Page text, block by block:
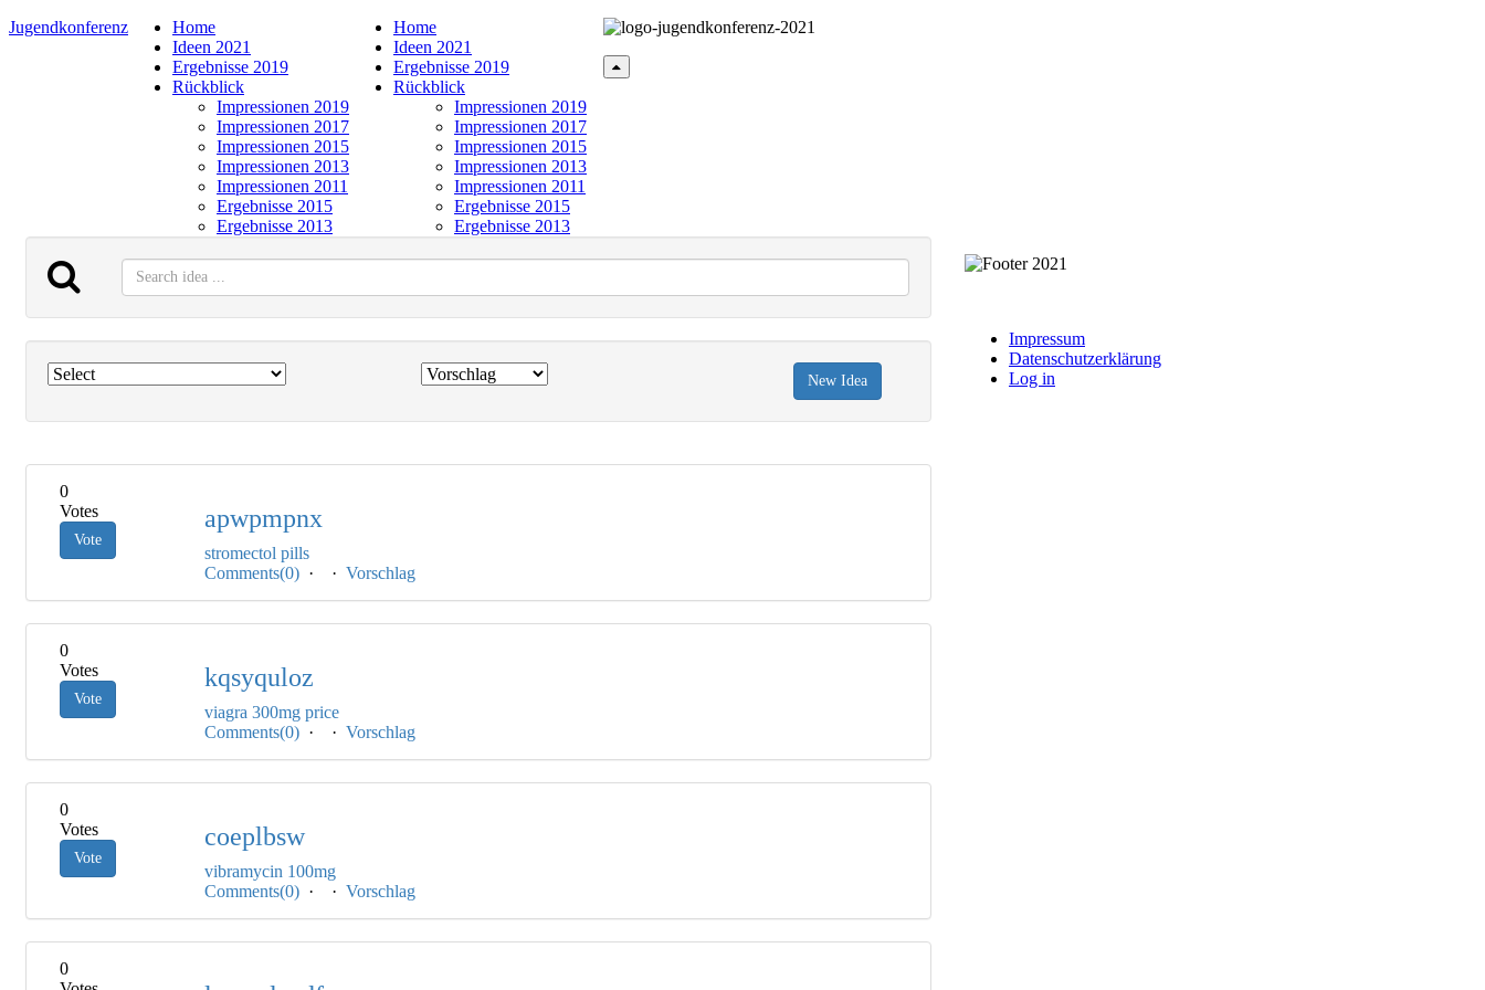
Jugendkonferenz
Home
Ideen 2021
Ergebnisse 2019
Rückblick
Impressionen 2019
Impressionen 2017
Impressionen 2015
Impressionen 2013
Impressionen 2011
Ergebnisse 2015
Ergebnisse 2013
Home
Ideen 2021
Ergebnisse 2019
Rückblick
Impressionen 2019
Impressionen 2017
Impressionen 2015
Impressionen 2013
Impressionen 2011
Ergebnisse 2015
Ergebnisse 2013
0
Votes
Vote
apwpmpnx
stromectol pills
Comments(0) · ·Vorschlag
0
Votes
Vote
kqsyquloz
viagra 300mg price
Comments(0) · ·Vorschlag
0
Votes
Vote
coeplbsw
vibramycin 100mg
Comments(0) · ·Vorschlag
0
Impressum
Datenschutzerklärung
Log in